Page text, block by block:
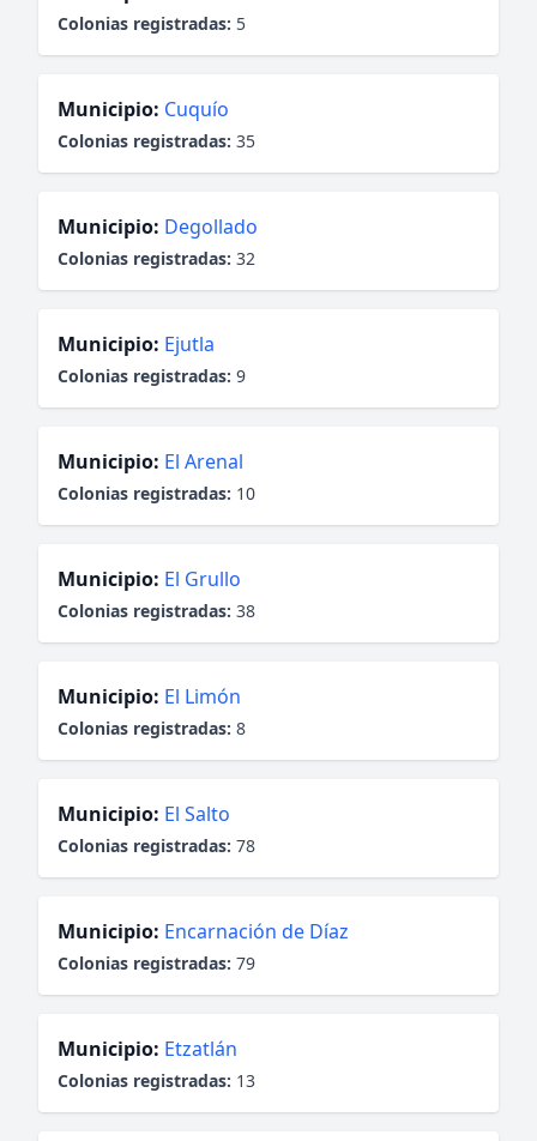
Colonias registradas: 5
Municipio: Cuquío
Colonias registradas: 35
Municipio: Degollado
Colonias registradas: 32
Municipio: Ejutla
Colonias registradas: 9
Municipio: El Arenal
Colonias registradas: 10
Municipio: El Grullo
Colonias registradas: 38
Municipio: El Limón
Colonias registradas: 8
Municipio: El Salto
Colonias registradas: 78
Municipio: Encarnación de Díaz
Colonias registradas: 79
Municipio: Etzatlán
Colonias registradas: 13